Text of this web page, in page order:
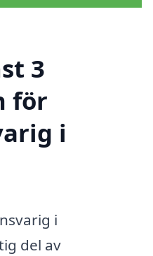
3
för
i
i
del av